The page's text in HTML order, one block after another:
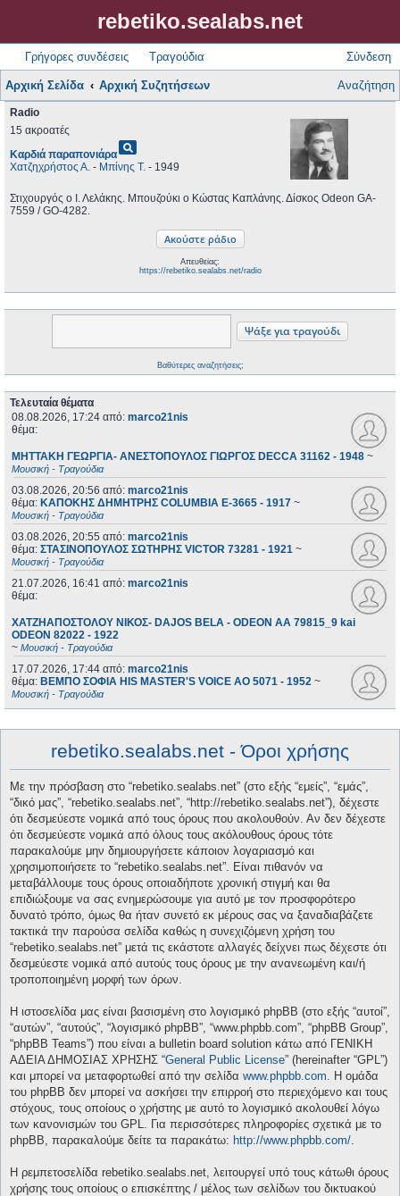
rebetiko.sealabs.net
Γρήγορες συνδέσεις Τραγούδια Σύνδεση
Αρχική Σελίδα Αρχική Συζητήσεων Αναζήτηση
Radio
15 ακροατές
Καρδιά παραπονιάραpageview
Χατζηχρήστος Α. - Μπίνης Τ. - 1949
Στιχουργός ο Ι. Λελάκης. Μπουζούκι ο Κώστας Καπλάνης. Δίσκος Odeon GA-
7559 / GO-4282.
Απευθείας:
https://rebetiko.sealabs.net/radio
Βαθύτερες αναζητήσεις;
Τελευταία θέματα
08.08.2026, 17:24 από: marco21nis
θέμα:
ΜΗΤΤΑΚΗ ΓΕΩΡΓΙΑ- ΑΝΕΣΤΟΠΟΥΛΟΣ ΓΙΩΡΓΟΣ DECCA 31162 - 1948 ~
Μουσική - Τραγούδια
03.08.2026, 20:56 από: marco21nis
θέμα: ΚΑΠΟΚΗΣ ΔΗΜΗΤΡΗΣ COLUMBIA E-3665 - 1917 ~
Μουσική - Τραγούδια
03.08.2026, 20:55 από: marco21nis
θέμα: ΣΤΑΣΙΝΟΠΟΥΛΟΣ ΣΩΤΗΡΗΣ VICTOR 73281 - 1921 ~
Μουσική - Τραγούδια
21.07.2026, 16:41 από: marco21nis
θέμα:
ΧΑΤΖΗΑΠΟΣΤΟΛΟΥ ΝΙΚΟΣ- DAJOS BELA - ODEON AA 79815_9 kai
ODEON 82022 - 1922
~ Μουσική - Τραγούδια
17.07.2026, 17:44 από: marco21nis
θέμα: ΒΕΜΠΟ ΣΟΦΙΑ HIS MASTER'S VOICE AO 5071 - 1952 ~
Μουσική - Τραγούδια
rebetiko.sealabs.net - Όροι χρήσης
Με την πρόσβαση στο “rebetiko.sealabs.net” (στο εξής “εμείς”, “εμάς”,
“δικό μας”, “rebetiko.sealabs.net”, “http://rebetiko.sealabs.net”), δέχεστε
ότι δεσμεύεστε νομικά από τους όρους που ακολουθούν. Αν δεν δέχεστε
ότι δεσμεύεστε νομικά από όλους τους ακόλουθους όρους τότε
παρακαλούμε μην δημιουργήσετε κάποιον λογαριασμό και
χρησιμοποιήσετε το “rebetiko.sealabs.net”. Είναι πιθανόν να
μεταβάλλουμε τους όρους οποιαδήποτε χρονική στιγμή και θα
επιδιώξουμε να σας ενημερώσουμε για αυτό με τον προσφορότερο
δυνατό τρόπο, όμως θα ήταν συνετό εκ μέρους σας να ξαναδιαβάζετε
τακτικά την παρούσα σελίδα καθώς η συνεχιζόμενη χρήση του
“rebetiko.sealabs.net” μετά τις εκάστοτε αλλαγές δείχνει πως δέχεστε ότι
δεσμεύεστε νομικά από αυτούς τους όρους με την ανανεωμένη και/ή
τροποποιημένη μορφή των όρων.
Η ιστοσελίδα μας είναι βασισμένη στο λογισμικό phpBB (στο εξής “αυτοί”,
“αυτών”, “αυτούς”, “λογισμικό phpBB”, “www.phpbb.com”, “phpBB Group”,
“phpBB Teams”) που είναι a bulletin board solution κάτω από ΓΕΝΙΚΗ
ΑΔΕΙΑ ΔΗΜΟΣΙΑΣ ΧΡΗΣΗΣ “General Public License” (hereinafter “GPL”)
και μπορεί να μεταφορτωθεί από την σελίδα www.phpbb.com. Η ομάδα
του phpBB δεν μπορεί να ασκήσει την επιρροή στο περιεχόμενο και τους
στόχους, τους οποίους ο χρήστης με αυτό το λογισμικό ακολουθεί λόγω
των κανονισμών του GPL. Για περισσότερες πληροφορίες σχετικά με το
phpBB, παρακαλούμε δείτε τα παρακάτω: http://www.phpbb.com/.
Η ρεμπετοσελίδα rebetiko.sealabs.net, λειτουργεί υπό τους κάτωθι όρους
χρήσης τους οποίους ο επισκέπτης / μέλος των σελίδων του δικτυακού